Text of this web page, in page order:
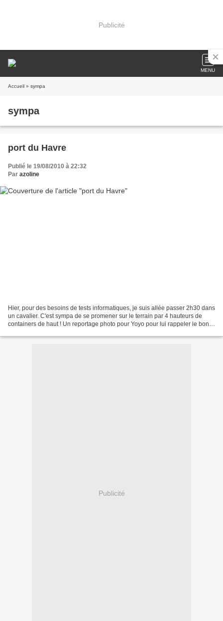
Publicité
MENU
Accueil » sympa
sympa
port du Havre
Publié le 19/08/2010 à 22:32
Par azoline
Hier, pour des besoins de tests informatiques, je suis allée passer 2h30 dans
un cavalier. C'est sympa de se promener sur le terrain par 4 hauteurs de
containers de haut ! Un reportage photo pour Yoyo pour lui rappeler le bon
Publicité